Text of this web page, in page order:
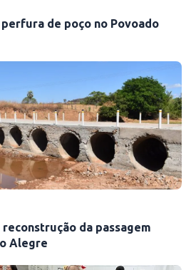
de poço no Povoado
da passagem
Alegre